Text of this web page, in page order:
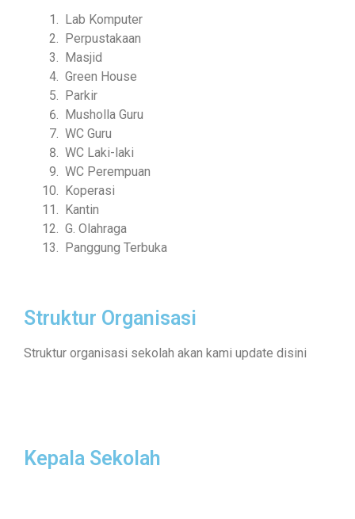
Lab Komputer
Perpustakaan
Masjid
Green House
Parkir
Musholla Guru
WC Guru
WC Laki-laki
WC Perempuan
Koperasi
Kantin
G. Olahraga
Panggung Terbuka
Struktur Organisasi
Struktur organisasi sekolah akan kami update disini
Kepala Sekolah